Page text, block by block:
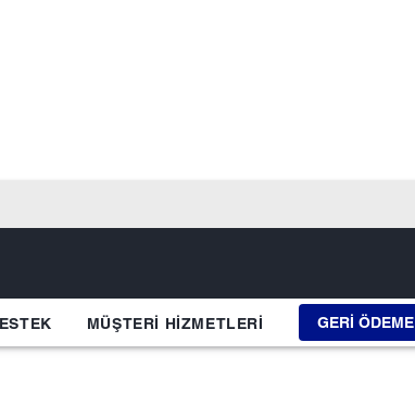
MÜŞTERI HIZMETLERI GERI ÖDEME